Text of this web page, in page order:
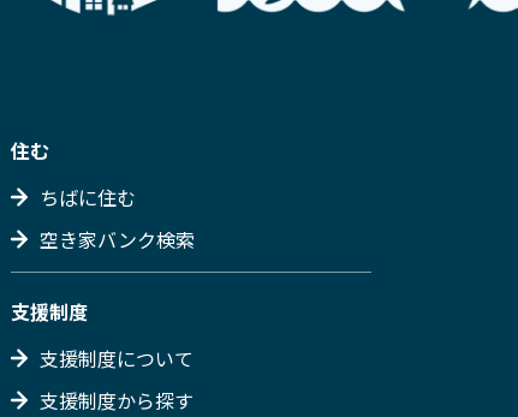
住む
ちばに住む
空き家バンク検索
支援制度
支援制度について
支援制度から探す